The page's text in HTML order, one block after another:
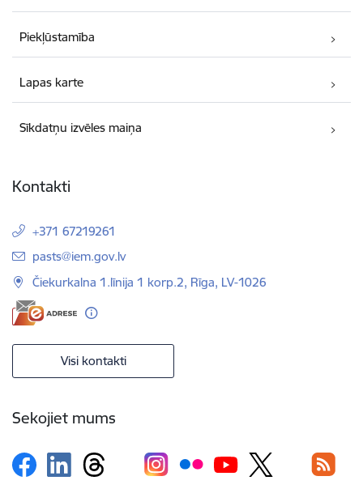
Piekļūstamība
Lapas karte
Sīkdatņu izvēles maiņa
Kontakti
+371 67219261
E-pasts:
pasts@iem.gov.lv
Čiekurkalna 1.līnija 1 korp.2, Rīga, LV-1026
Visi kontakti
Sekojiet mums